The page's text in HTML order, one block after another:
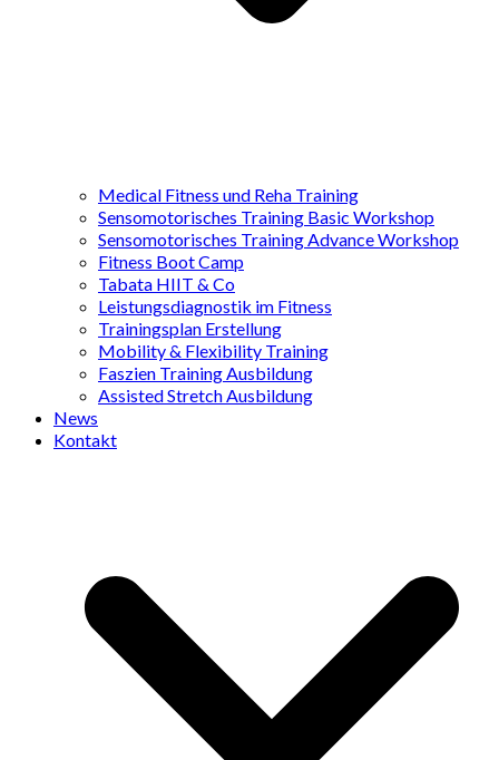
Medical Fitness und Reha Training
Sensomotorisches Training Basic Workshop
Sensomotorisches Training Advance Workshop
Fitness Boot Camp
Tabata HIIT & Co
Leistungsdiagnostik im Fitness
Trainingsplan Erstellung
Mobility & Flexibility Training
Faszien Training Ausbildung
Assisted Stretch Ausbildung
News
Kontakt